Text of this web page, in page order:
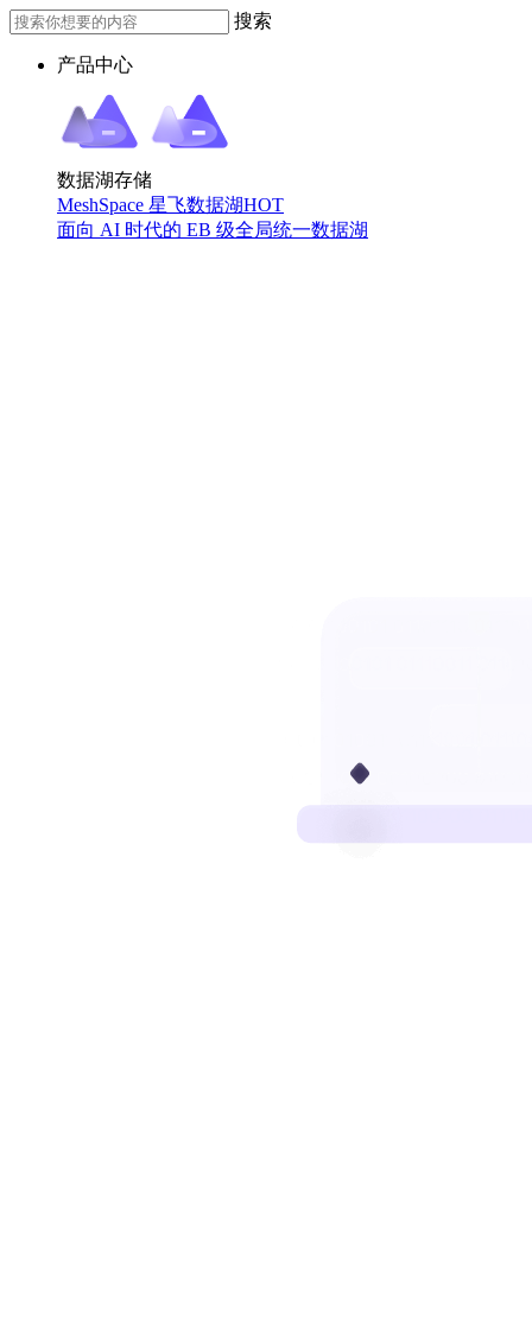
搜索
产品中心
数据湖存储
MeshSpace 星飞数据湖HOT
面向 AI 时代的 EB 级全局统一数据湖